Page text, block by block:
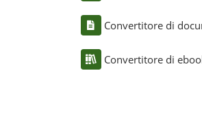
Convertitore di
Convertitore di